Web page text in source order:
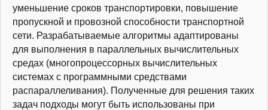
уменьшение сроков транспортировки, повышение
пропускной и провозной способности транспортной
сети. Разрабатываемые алгоритмы адаптированы
для выполнения в параллельных вычислительных
средах (многопроцессорных вычислительных
системах с программными средствами
распараллеливания). Полученные для решения таких
задач подходы могут быть использованы при